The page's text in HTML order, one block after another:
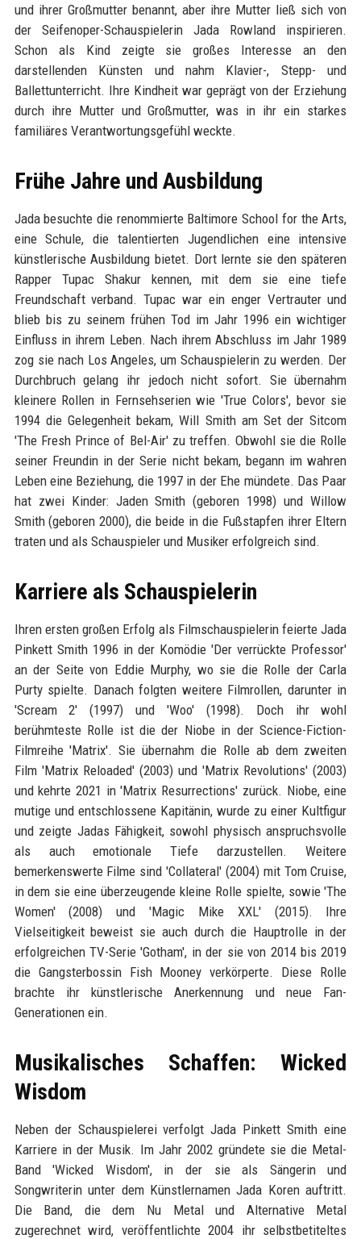
und ihrer Großmutter benannt, aber ihre Mutter ließ sich von
der Seifenoper-Schauspielerin Jada Rowland inspirieren.
Schon als Kind zeigte sie großes Interesse an den
darstellenden Künsten und nahm Klavier-, Stepp- und
Ballettunterricht. Ihre Kindheit war geprägt von der Erziehung
durch ihre Mutter und Großmutter, was in ihr ein starkes
familiäres Verantwortungsgefühl weckte.
Frühe Jahre und Ausbildung
Jada besuchte die renommierte Baltimore School for the Arts,
eine Schule, die talentierten Jugendlichen eine intensive
künstlerische Ausbildung bietet. Dort lernte sie den späteren
Rapper Tupac Shakur kennen, mit dem sie eine tiefe
Freundschaft verband. Tupac war ein enger Vertrauter und
blieb bis zu seinem frühen Tod im Jahr 1996 ein wichtiger
Einfluss in ihrem Leben. Nach ihrem Abschluss im Jahr 1989
zog sie nach Los Angeles, um Schauspielerin zu werden. Der
Durchbruch gelang ihr jedoch nicht sofort. Sie übernahm
kleinere Rollen in Fernsehserien wie 'True Colors', bevor sie
1994 die Gelegenheit bekam, Will Smith am Set der Sitcom
'The Fresh Prince of Bel-Air' zu treffen. Obwohl sie die Rolle
seiner Freundin in der Serie nicht bekam, begann im wahren
Leben eine Beziehung, die 1997 in der Ehe mündete. Das Paar
hat zwei Kinder: Jaden Smith (geboren 1998) und Willow
Smith (geboren 2000), die beide in die Fußstapfen ihrer Eltern
traten und als Schauspieler und Musiker erfolgreich sind.
Karriere als Schauspielerin
Ihren ersten großen Erfolg als Filmschauspielerin feierte Jada
Pinkett Smith 1996 in der Komödie 'Der verrückte Professor'
an der Seite von Eddie Murphy, wo sie die Rolle der Carla
Purty spielte. Danach folgten weitere Filmrollen, darunter in
'Scream 2' (1997) und 'Woo' (1998). Doch ihr wohl
berühmteste Rolle ist die der Niobe in der Science-Fiction-
Filmreihe 'Matrix'. Sie übernahm die Rolle ab dem zweiten
Film 'Matrix Reloaded' (2003) und 'Matrix Revolutions' (2003)
und kehrte 2021 in 'Matrix Resurrections' zurück. Niobe, eine
mutige und entschlossene Kapitänin, wurde zu einer Kultfigur
und zeigte Jadas Fähigkeit, sowohl physisch anspruchsvolle
als auch emotionale Tiefe darzustellen. Weitere
bemerkenswerte Filme sind 'Collateral' (2004) mit Tom Cruise,
in dem sie eine überzeugende kleine Rolle spielte, sowie 'The
Women' (2008) und 'Magic Mike XXL' (2015). Ihre
Vielseitigkeit beweist sie auch durch die Hauptrolle in der
erfolgreichen TV-Serie 'Gotham', in der sie von 2014 bis 2019
die Gangsterbossin Fish Mooney verkörperte. Diese Rolle
brachte ihr künstlerische Anerkennung und neue Fan-
Generationen ein.
Musikalisches Schaffen: Wicked
Wisdom
Neben der Schauspielerei verfolgt Jada Pinkett Smith eine
Karriere in der Musik. Im Jahr 2002 gründete sie die Metal-
Band 'Wicked Wisdom', in der sie als Sängerin und
Songwriterin unter dem Künstlernamen Jada Koren auftritt.
Die Band, die dem Nu Metal und Alternative Metal
zugerechnet wird, veröffentlichte 2004 ihr selbstbetiteltes